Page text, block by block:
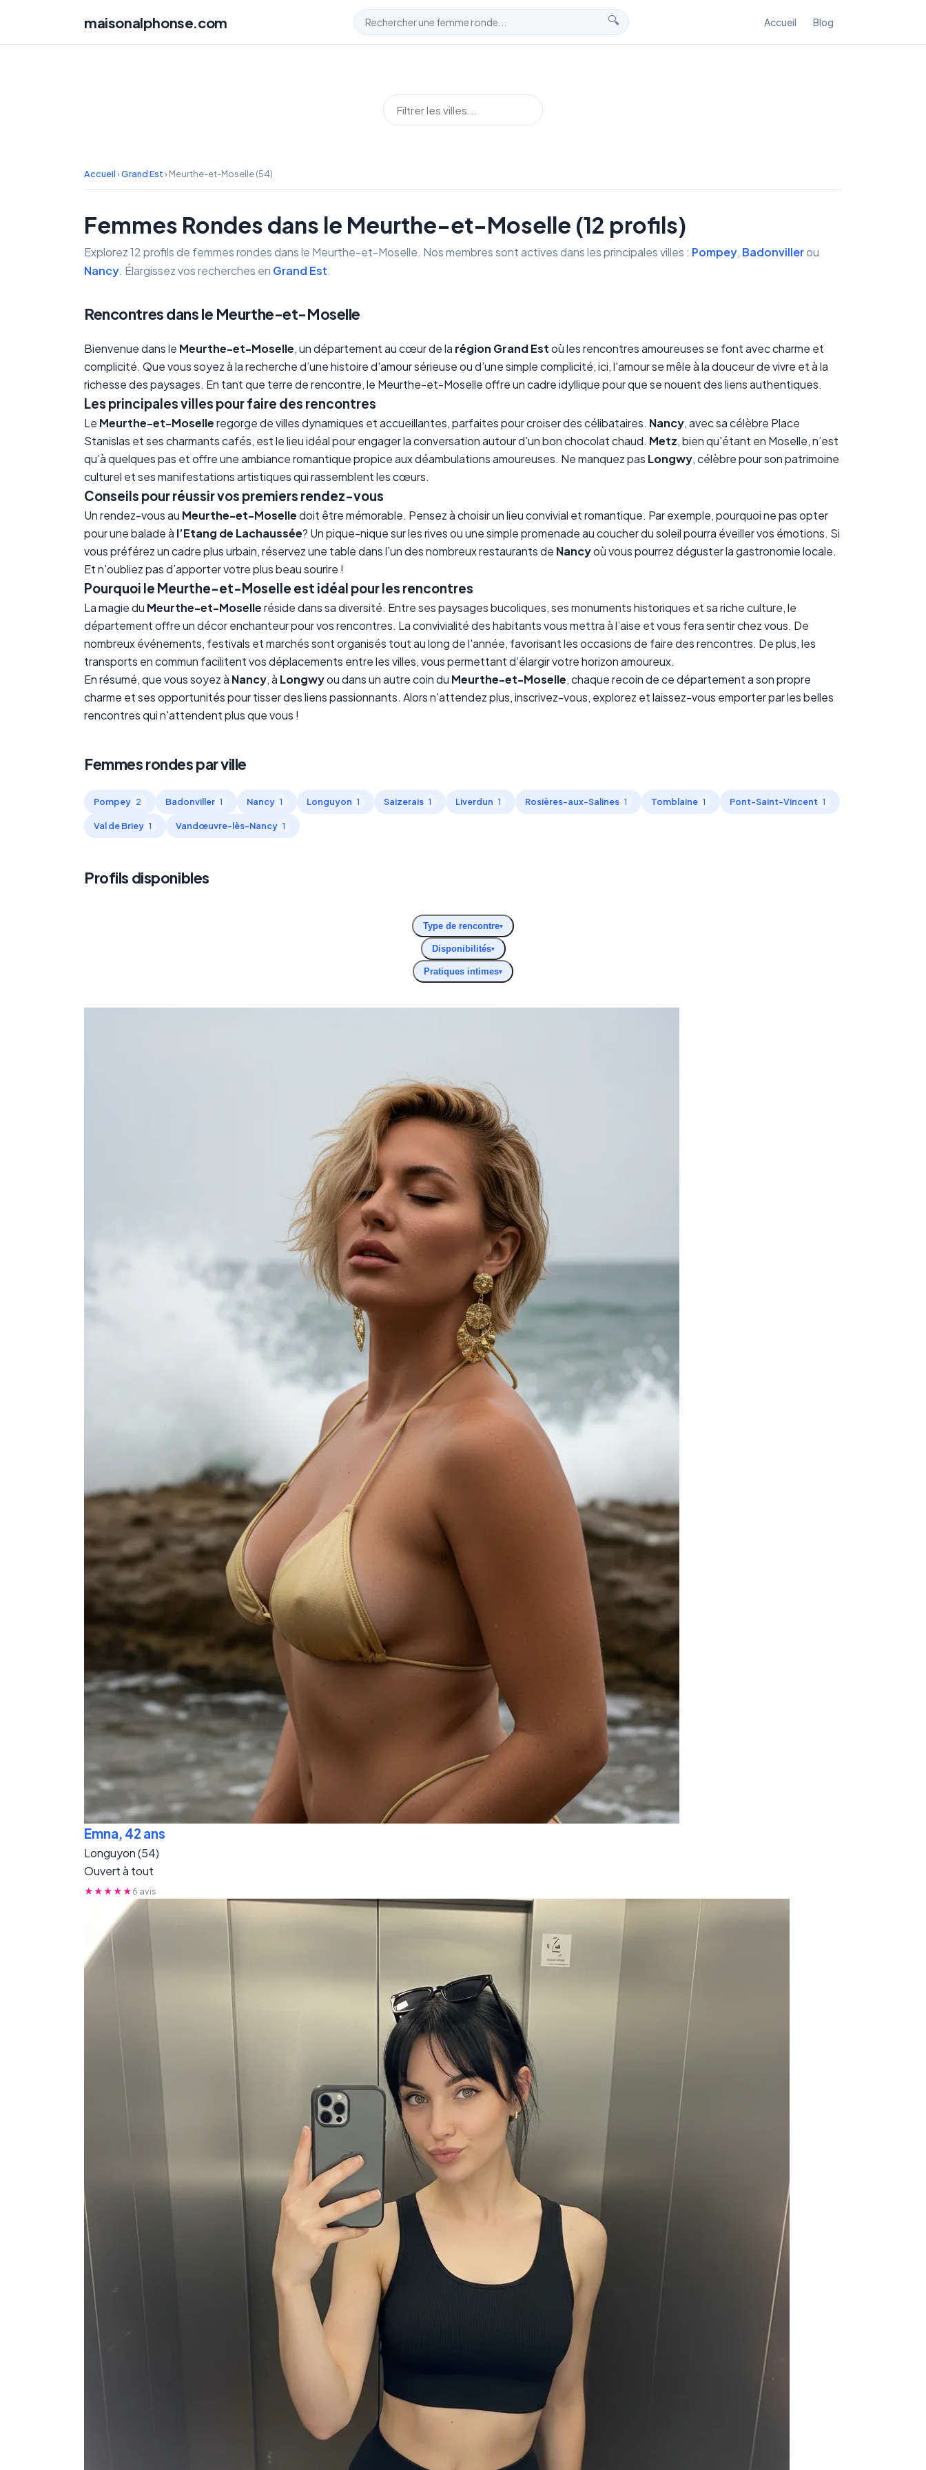
maisonalphonse.com 🔍 Accueil Blog
Accueil›Grand Est›Meurthe-et-Moselle (54)
Femmes Rondes dans le Meurthe-et-Moselle (12 profils)
Explorez 12 profils de femmes rondes dans le Meurthe-et-Moselle. Nos membres sont actives dans les principales villes : Pompey, Badonvillerou
Nancy. Élargissez vos recherches en Grand Est.
Rencontres dans le Meurthe-et-Moselle
Bienvenue dans le Meurthe-et-Moselle, un département au cœur de la région Grand Estoù les rencontres amoureuses se font avec charme et
complicité. Que vous soyez à la recherche d’une histoire d'amour sérieuse ou d’une simple complicité, ici, l'amour se mêle à la douceur de vivre et à la
richesse des paysages. En tant que terre de rencontre, le Meurthe-et-Moselle offre un cadre idyllique pour que se nouent des liens authentiques.
Les principales villes pour faire des rencontres
Le Meurthe-et-Moselleregorge de villes dynamiques et accueillantes, parfaites pour croiser des célibataires. Nancy, avec sa célèbre Place
Stanislas et ses charmants cafés, est le lieu idéal pour engager la conversation autour d’un bon chocolat chaud. Metz, bien qu'étant en Moselle, n’est
qu’à quelques pas et offre une ambiance romantique propice aux déambulations amoureuses. Ne manquez pas Longwy, célèbre pour son patrimoine
culturel et ses manifestations artistiques qui rassemblent les cœurs.
Conseils pour réussir vos premiers rendez-vous
Un rendez-vous au Meurthe-et-Moselledoit être mémorable. Pensez à choisir un lieu convivial et romantique. Par exemple, pourquoi ne pas opter
pour une balade à l’Etang de Lachaussée? Un pique-nique sur les rives ou une simple promenade au coucher du soleil pourra éveiller vos émotions. Si
vous préférez un cadre plus urbain, réservez une table dans l’un des nombreux restaurants de Nancyoù vous pourrez déguster la gastronomie locale.
Et n'oubliez pas d’apporter votre plus beau sourire !
Pourquoi le Meurthe-et-Moselle est idéal pour les rencontres
La magie du Meurthe-et-Moselleréside dans sa diversité. Entre ses paysages bucoliques, ses monuments historiques et sa riche culture, le
département offre un décor enchanteur pour vos rencontres. La convivialité des habitants vous mettra à l’aise et vous fera sentir chez vous. De
nombreux événements, festivals et marchés sont organisés tout au long de l'année, favorisant les occasions de faire des rencontres. De plus, les
transports en commun facilitent vos déplacements entre les villes, vous permettant d'élargir votre horizon amoureux.
En résumé, que vous soyez à Nancy, à Longwyou dans un autre coin du Meurthe-et-Moselle, chaque recoin de ce département a son propre
charme et ses opportunités pour tisser des liens passionnants. Alors n'attendez plus, inscrivez-vous, explorez et laissez-vous emporter par les belles
rencontres qui n'attendent plus que vous !
Femmes rondes par ville
Pompey 2 Badonviller 1 Nancy 1 Longuyon 1 Saizerais 1 Liverdun 1 Rosières-aux-Salines 1 Tomblaine 1 Pont-Saint-Vincent 1
Val de Briey 1 Vandœuvre-lès-Nancy 1
Profils disponibles
Type de rencontre▾
Disponibilités▾
Pratiques intimes▾
Emna, 42 ans
Longuyon (54)
Ouvert à tout
★★★★★6 avis